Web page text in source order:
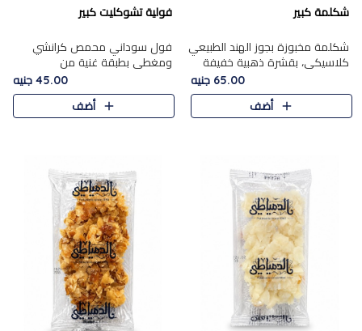
شكلمة كبير
شكلمة مخبوزة بجوز الهند الطبيعي
كلاسيكي، بقشرة ذهبية خفيفة
وقلب طري رطب يذوب في الفم،
تمنحك المذاق الشرقي الحلو الأصيل
التقليدي في كل لقمة.
65.00 جنيه
أضف
فولية تشوكليت كبير
فول سوداني محمص كرانشي
ومغطى بطبقة غنية من
الشوكولاتة، يجمع بين طعم
القرمشة الأصيلة الكلاسكيكية
التقليدية للفول السوداني وحلاوة
45.00 جنيه
أضف